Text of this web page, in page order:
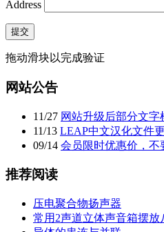
Address
提交
拖动滑块以完成验证
网站公告
11/27 网站升级后部分文字
11/13 LEAP中文汉化文件
09/14 会员限时优惠价，不
推荐阅读
压电聚合物扬声器
常用2声道立体声音箱摆放